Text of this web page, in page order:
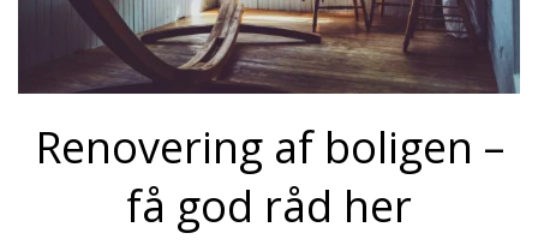
Renovering af boligen –
få god råd her